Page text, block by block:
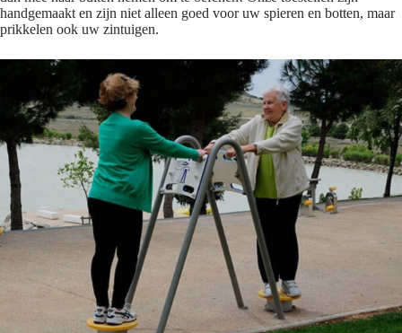
handgemaakt en zijn niet alleen goed voor uw spieren en botten, maar
prikkelen ook uw zintuigen.